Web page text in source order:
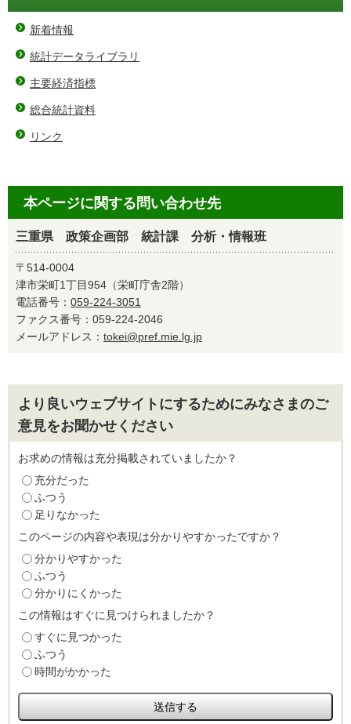
新着情報
統計データライブラリ
主要経済指標
総合統計資料
リンク
本ページに関する問い合わせ先
三重県 政策企画部 統計課 分析・情報班
〒514-0004
津市栄町1丁目954（栄町庁舎2階）
電話番号： 059-224-3051
ファクス番号：059-224-2046
メールアドレス： tokei@pref.mie.lg.jp
より良いウェブサイトにするためにみなさまのご
意見をお聞かせください
お求めの情報は充分掲載されていましたか？
充分だった
ふつう
足りなかった
このページの内容や表現は分かりやすかったですか？
分かりやすかった
ふつう
分かりにくかった
この情報はすぐに見つけられましたか？
すぐに見つかった
ふつう
時間がかかった